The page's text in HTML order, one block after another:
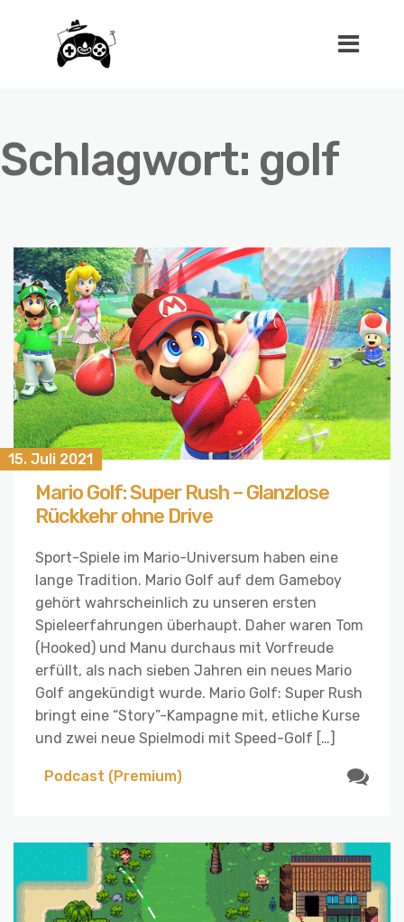
Schlagwort: golf
15. Juli 2021
Mario Golf: Super Rush – Glanzlose
Rückkehr ohne Drive
Sport-Spiele im Mario-Universum haben eine
lange Tradition. Mario Golf auf dem Gameboy
gehört wahrscheinlich zu unseren ersten
Spieleerfahrungen überhaupt. Daher waren Tom
(Hooked) und Manu durchaus mit Vorfreude
erfüllt, als nach sieben Jahren ein neues Mario
Golf angekündigt wurde. Mario Golf: Super Rush
bringt eine “Story”-Kampagne mit, etliche Kurse
und zwei neue Spielmodi mit Speed-Golf […]
Podcast (Premium)